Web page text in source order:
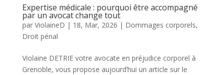
Expertise médicale : pourquoi être accompagné
par un avocat change tout
par ViolaineD | 18, Mar, 2026 | Dommages corporels,
Droit pénal
Violaine DETRIE votre avocate en préjudice corporel à
Grenoble, vous propose aujourd’hui un article sur le